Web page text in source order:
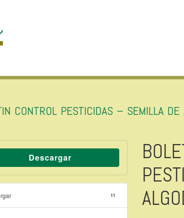
CONTROL PESTICIDAS – SEMILLA DE
Descargar
11